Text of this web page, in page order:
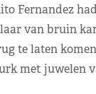
Fernandez
van bruin
te laten
met juwelen